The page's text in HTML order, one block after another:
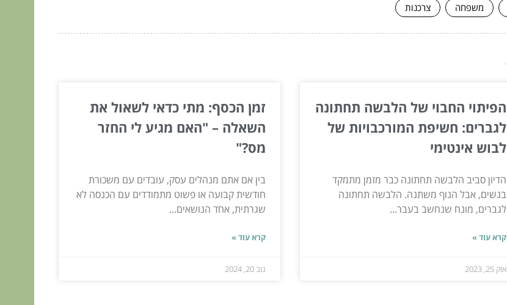
משפחה צרכנות
הפיתוי החבוי של הלבשה תחתונה
לגברים: חשיפת המורכבויות של
לבוש אינטימי
הדיון סביב הלבשה תחתונה כבר מזמן מתמקד
בנשים, אבל הנוף משתנה. הלבשה תחתונה
לגברים, מונח שנחשב בעבר...
קרא עוד »
אוק 25, 2023
זמן הכסף: מתי כדאי לשאול את
השאלה – "האם מגיע לי החזר
מס?"
בין אם אתם מנהלים עסק, עובדים עם משכורת
חודשית קבועה או פשוט מתמודדים עם הכנסה לא
שגרתית, אחד הנושאים...
קרא עוד »
נוב 20, 2024